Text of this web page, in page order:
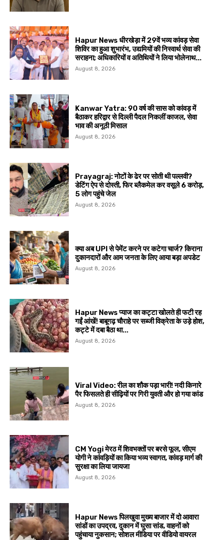
Hapur News धीरखेड़ा में 29वें भव्य कांवड़ सेवा
शिविर का हुआ शुभारंभ, उद्यमियों की निस्वार्थ सेवा की
सराहना; अधिकारियों व अतिथियों ने लिया भोलेनाथ...
August 8, 2026
Kanwar Yatra: 90 वर्ष की सास को कांवड़ में
बैठाकर हरिद्वार से दिल्ली पैदल निकलीं काजल, सेवा
भाव की अनूठी मिसाल
August 8, 2026
Prayagraj: नोटों के ढेर पर सोती थी पल्लवी?
डेटिंग ऐप से दोस्ती, फिर ब्लैकमेल कर वसूले ₹6 करोड़,
5 लोग पहुंचे जेल
August 8, 2026
क्या अब UPI से पेमेंट करने पर कटेगा चार्ज? किराना
दुकानदारों और आम जनता के लिए आया बड़ा अपडेट
August 8, 2026
Hapur News प्याज का कट्टा खोलते ही फटी रह
गईं आंखें! बाबूगढ़ चौराहे पर सब्जी विक्रेता के उड़े होश,
कट्टे में दबा बैठा था...
August 8, 2026
Viral Video: रील का शौक पड़ा भारी! नदी किनारे
पैर फिसलते ही सीढ़ियों पर गिरी युवती और हो गया कांड
August 8, 2026
CM Yogi मेरठ में शिवभक्तों पर बरसे फूल, सीएम
योगी ने कांवड़ियों का किया भव्य स्वागत, कांवड़ मार्ग की
सुरक्षा का लिया जायजा
August 8, 2026
Hapur News पिलखुवा मुख्य बाजार में दो आवारा
सांडों का उपद्रव, दुकान में घुसा सांड, वाहनों को
पहुंचाया नुकसान; सोशल मीडिया पर वीडियो वायरल